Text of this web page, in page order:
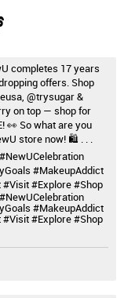
completes 17 years
offers. Shop
@trysugar &
on top — shop for
👀 So what are you
store now! 🛍️ . . .
#MakeupAddict
#Explore #Shop
#NewUCelebration
#MakeupAddict
#Visit#Explore#Shop